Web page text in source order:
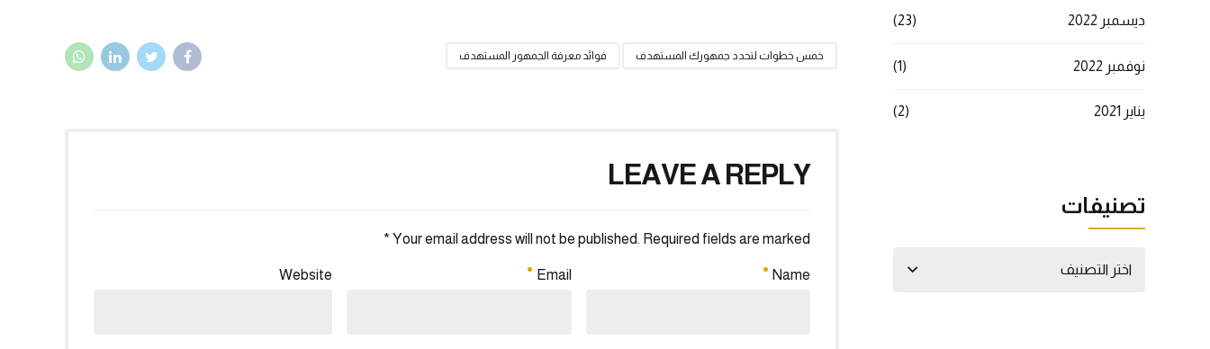
خمس خطوات لتحدد جمهورك المستهدف فوائد معرفة الجمهور المستهدف
LEAVE A REPLY
Your email address will not be published. Required fields are marked *
Name
Email
Website
ديسمبر 2022 (23)
نوفمبر 2022 (1)
يناير 2021 (2)
تصنيفات
اختر التصنيف